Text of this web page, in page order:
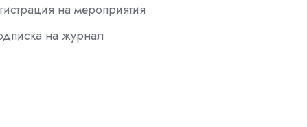
на мероприятия
на журнал